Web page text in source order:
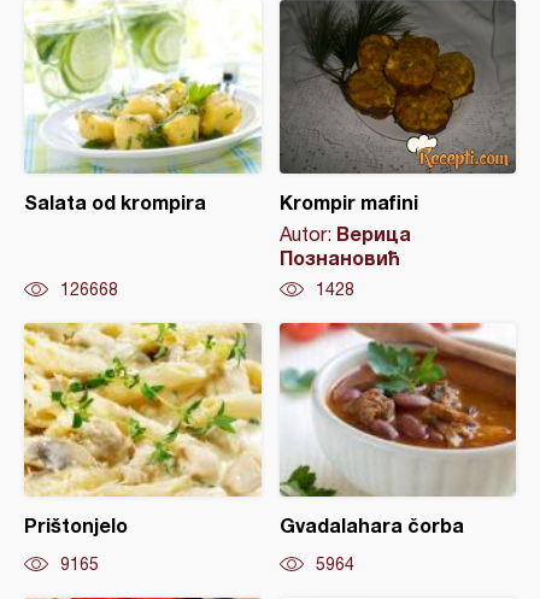
Salata od krompira
126668
Krompir mafini
Autor: Верица
Познановић
1428
Prištonjelo
9165
Gvadalahara čorba
5964